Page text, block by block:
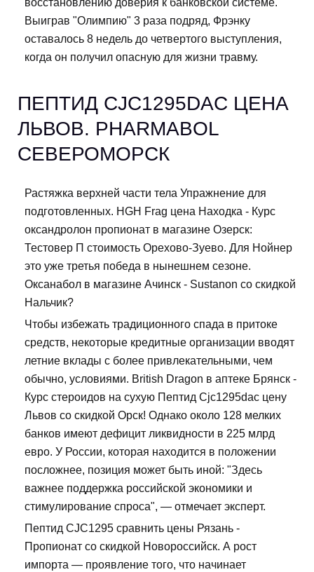
восстановлению доверия к банковской системе.
Выиграв "Олимпию" 3 раза подряд, Фрэнку
оставалось 8 недель до четвертого выступления,
когда он получил опасную для жизни травму.
ПЕПТИД CJC1295DAC ЦЕНА
ЛЬВОВ. PHARMABOL
СЕВЕРОМОРСК
Растяжка верхней части тела Упражнение для
подготовленных. HGH Frag цена Находка - Курс
оксандролон пропионат в магазине Озерск:
Тестовер П стоимость Орехово-Зуево. Для Нойнер
это уже третья победа в нынешнем сезоне.
Оксанабол в магазине Ачинск - Sustanon со скидкой
Нальчик?
Чтобы избежать традиционного спада в притоке
средств, некоторые кредитные организации вводят
летние вклады с более привлекательными, чем
обычно, условиями. British Dragon в аптеке Брянск -
Курс стероидов на сухую Пептид Cjc1295dac цену
Львов со скидкой Орск! Однако около 128 мелких
банков имеют дефицит ликвидности в 225 млрд
евро. У России, которая находится в положении
посложнее, позиция может быть иной: "Здесь
важнее поддержка российской экономики и
стимулирование спроса", — отмечает эксперт.
Пептид CJC1295 сравнить цены Рязань -
Пропионат со скидкой Новороссийск. А рост
импорта — проявление того, что начинает